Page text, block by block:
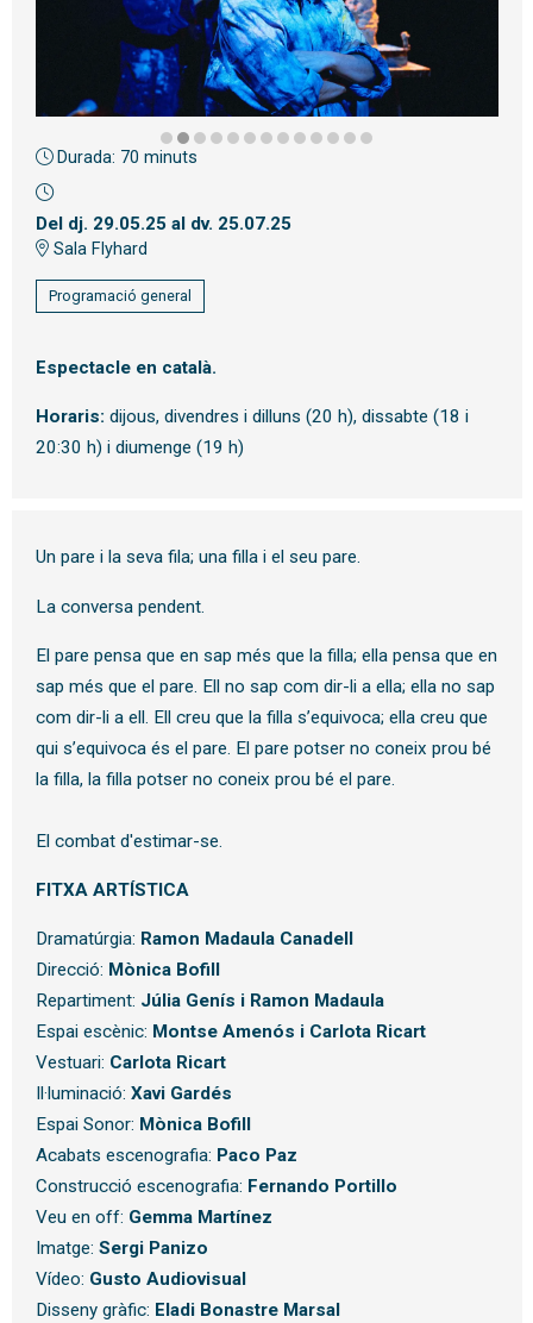
Diapositiva 2 de 13: LOOP foto d'escena | © Sergi Panizo
Durada: 70 minuts
Del dj. 29.05.25al dv. 25.07.25
Sala Flyhard
Programació general
Espectacle en català.
Horaris: dijous, divendres i dilluns (20 h), dissabte (18 i
20:30 h) i diumenge (19 h)
Un pare i la seva fila; una filla i el seu pare.
La conversa pendent.
El pare pensa que en sap més que la filla; ella pensa que en
sap més que el pare. Ell no sap com dir-li a ella; ella no sap
com dir-li a ell. Ell creu que la filla s’equivoca; ella creu que
qui s’equivoca és el pare. El pare potser no coneix prou bé
la filla, la filla potser no coneix prou bé el pare.
El combat d'estimar-se.
FITXA ARTÍSTICA
Dramatúrgia: Ramon Madaula Canadell
Direcció: Mònica Bofill
Repartiment: Júlia Genís i Ramon Madaula
Espai escènic: Montse Amenós i Carlota Ricart
Vestuari: Carlota Ricart
Il·luminació: Xavi Gardés
Espai Sonor: Mònica Bofill
Acabats escenografia: Paco Paz
Construcció escenografia: Fernando Portillo
Veu en off: Gemma Martínez
Imatge: Sergi Panizo
Vídeo: Gusto Audiovisual
Disseny gràfic: Eladi Bonastre Marsal